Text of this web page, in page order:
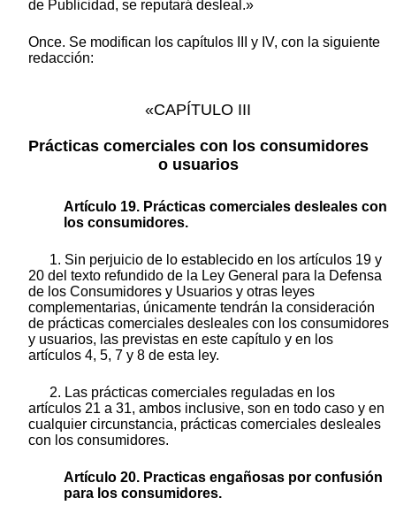
de Publicidad, se reputará desleal.»
Once. Se modifican los capítulos III y IV, con la siguiente
redacción:
«CAPÍTULO III
Prácticas comerciales con los consumidores
o usuarios
Artículo 19. Prácticas comerciales desleales con
los consumidores.
1. Sin perjuicio de lo establecido en los artículos 19 y
20 del texto refundido de la Ley General para la Defensa
de los Consumidores y Usuarios y otras leyes
complementarias, únicamente tendrán la consideración
de prácticas comerciales desleales con los consumidores
y usuarios, las previstas en este capítulo y en los
artículos 4, 5, 7 y 8 de esta ley.
2. Las prácticas comerciales reguladas en los
artículos 21 a 31, ambos inclusive, son en todo caso y en
cualquier circunstancia, prácticas comerciales desleales
con los consumidores.
Artículo 20. Practicas engañosas por confusión
para los consumidores.